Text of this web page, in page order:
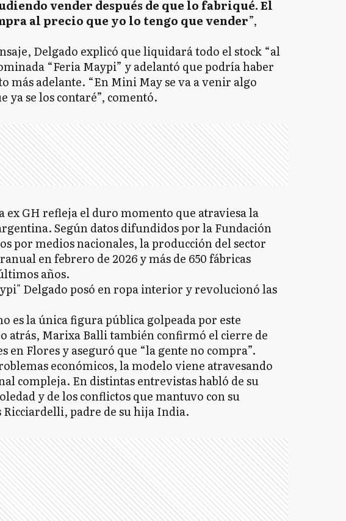
vender después de que lo fabriqué. El
al precio que yo lo tengo que vender”,
Delgado explicó que liquidará todo el stock “al
“Feria Maypi” y adelantó que podría haber
más adelante. “En Mini May se va a venir algo
ya se los contaré”, comentó.
ex GH refleja el duro momento que atraviesa la
Según datos difundidos por la Fundación
por medios nacionales, la producción del sector
en febrero de 2026 y más de 650 fábricas
años.
es la única figura pública golpeada por este
atrás, Marixa Balli también confirmó el cierre de
en Flores y aseguró que “la gente no compra”.
económicos, la modelo viene atravesando
compleja. En distintas entrevistas habló de su
y de los conflictos que mantuvo con su
Ricciardelli, padre de su hija India.